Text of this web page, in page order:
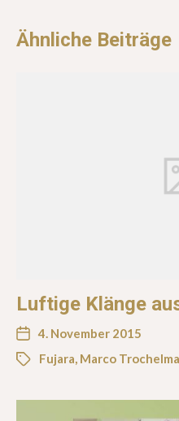
Ähnliche Beiträge
Luftige Klänge
4. November 2015
Fujara, Marco